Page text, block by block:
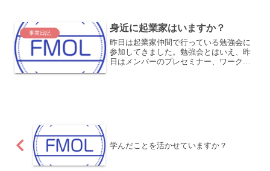
た！み...
事業日記 身近に起業家はいますか？
昨日は起業家仲間で行っている勉強会に
参加してきました。勉強会とはいえ、昨
日はメンバーのプレセミナー、ワークシ
学んだことを活かせていますか？